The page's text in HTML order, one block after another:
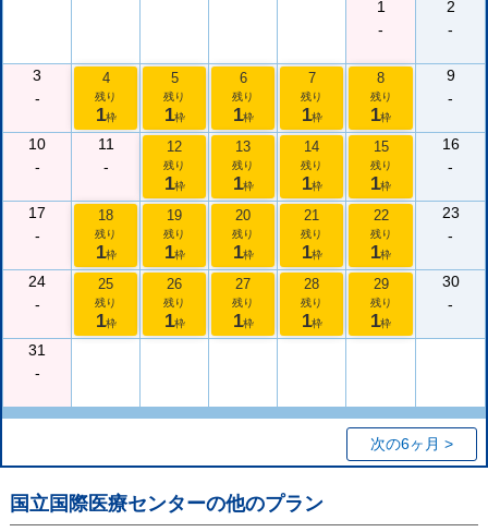
1
-
2
-
3
-
4
残り
1枠
5
残り
1枠
6
残り
1枠
7
残り
1枠
8
残り
1枠
9
-
10
-
11
-
12
残り
1枠
13
残り
1枠
14
残り
1枠
15
残り
1枠
16
-
17
-
18
残り
1枠
19
残り
1枠
20
残り
1枠
21
残り
1枠
22
残り
1枠
23
-
24
-
25
残り
1枠
26
残り
1枠
27
残り
1枠
28
残り
1枠
29
残り
1枠
30
-
31
-
次の6ヶ月 >
国立国際医療センターの他のプラン